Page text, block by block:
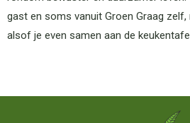
gast en soms vanuit Groen Graag
alsof je even samen aan de